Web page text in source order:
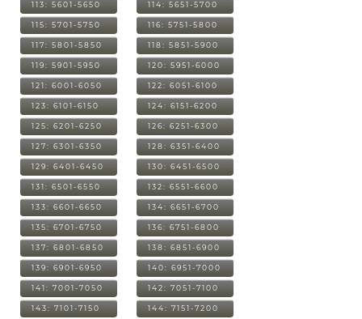
113: 5601-5650 114: 5651-5700
115: 5701-5750 116: 5751-5800
117: 5801-5850 118: 5851-5900
119: 5901-5950 120: 5951-6000
121: 6001-6050 122: 6051-6100
123: 6101-6150 124: 6151-6200
125: 6201-6250 126: 6251-6300
127: 6301-6350 128: 6351-6400
129: 6401-6450 130: 6451-6500
131: 6501-6550 132: 6551-6600
133: 6601-6650 134: 6651-6700
135: 6701-6750 136: 6751-6800
137: 6801-6850 138: 6851-6900
139: 6901-6950 140: 6951-7000
141: 7001-7050 142: 7051-7100
143: 7101-7150 144: 7151-7200